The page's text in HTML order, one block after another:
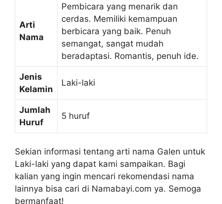
Arti
Nama
Pembicara yang menarik dan
cerdas. Memiliki kemampuan
berbicara yang baik. Penuh
semangat, sangat mudah
beradaptasi. Romantis, penuh ide.
Jenis
Kelamin
Laki-laki
Jumlah
Huruf
5 huruf
Sekian informasi tentang arti nama Galen untuk
Laki-laki yang dapat kami sampaikan. Bagi
kalian yang ingin mencari rekomendasi nama
lainnya bisa cari di Namabayi.com ya. Semoga
bermanfaat!